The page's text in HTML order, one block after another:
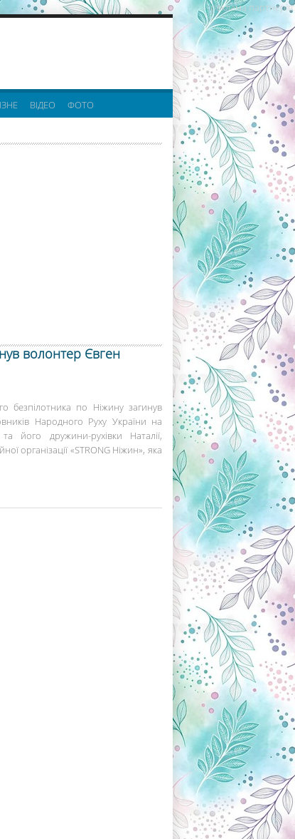
реклама партнерів:
ВІДЕО ФОТО
волонтер Євген
безпілотника по Ніжину загинув
Народного Руху України на
його дружини-рухівки Наталії,
організації «STRONG Ніжин», яка